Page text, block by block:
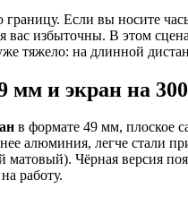
Если вы носите
избыточны. В этом
тяжело: на длинной
мм и экран на
в формате 49 мм, плоское
алюминия, легче стали
матовый). Чёрная версия
работу.